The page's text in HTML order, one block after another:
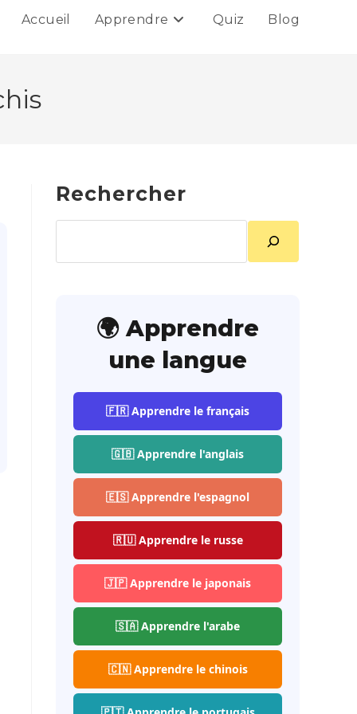
Accueil Apprendre Quiz Blog
Rechercher
🌍 Apprendre
une langue
🇫🇷 Apprendre le français
🇬🇧 Apprendre l'anglais
🇪🇸 Apprendre l'espagnol
🇷🇺 Apprendre le russe
🇯🇵 Apprendre le japonais
🇸🇦 Apprendre l'arabe
🇨🇳 Apprendre le chinois